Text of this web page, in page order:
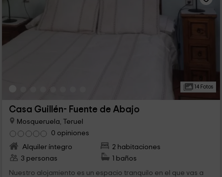
14 Fotos
Casa Guillén- Fuente de Abajo
Mosqueruela, Teruel
0 opiniones
Alquiler íntegro
2 habitaciones
3 personas
1 baños
Nuestro alojamiento es un espacio tranquilo en el que vas a